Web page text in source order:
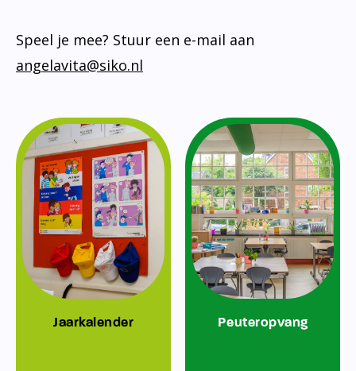
Speel je mee? Stuur een e-mail aan
angelavita@siko.nl
Jaarkalender Peuteropvang